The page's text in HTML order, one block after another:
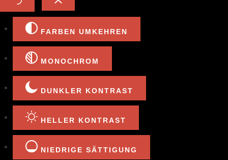
FARBEN UMKEHREN
MONOCHROM
DUNKLER KONTRAST
HELLER KONTRAST
NIEDRIGE SÄTTIGUNG